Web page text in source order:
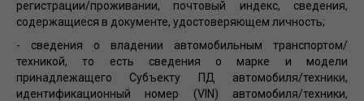
регистрации/проживании, почтовый индекс, сведения,
содержащиеся в документе, удостоверяющем личность;
- сведения о владении автомобильным транспортом/
техникой, то есть сведения о марке и модели
принадлежащего Субъекту ПД автомобиля/техники,
идентификационный номер (VIN) автомобиля/техники,